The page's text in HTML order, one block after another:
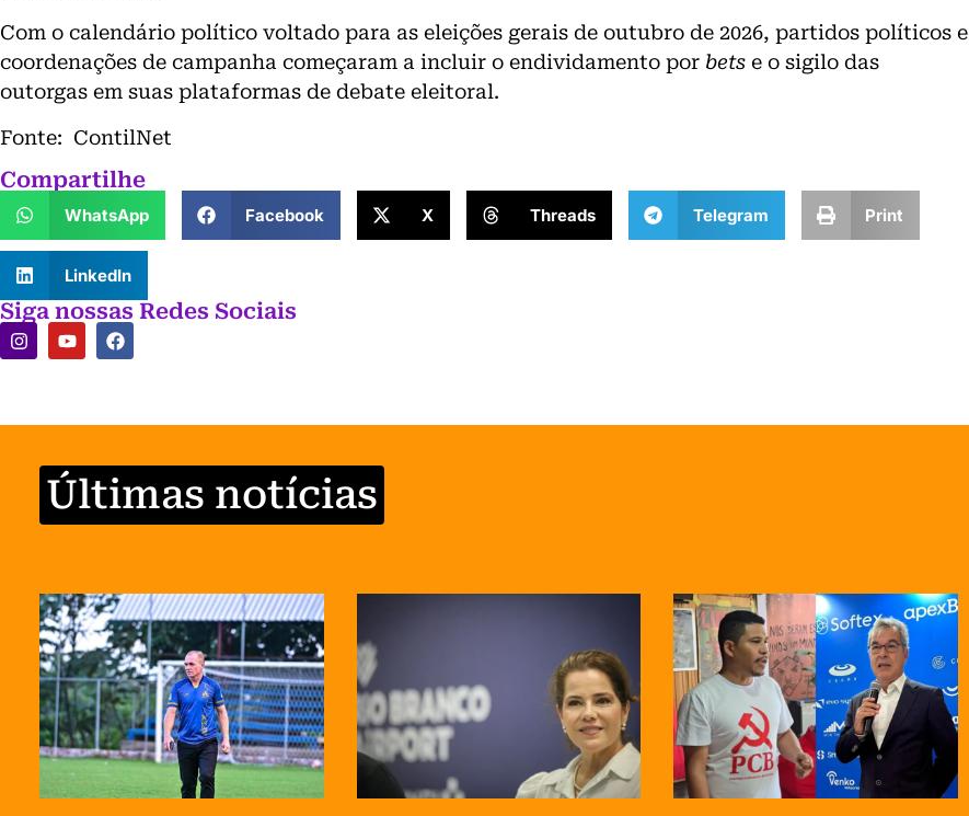
Com o calendário político voltado para as eleições gerais de outubro de 2026, partidos políticos e
coordenações de campanha começaram a incluir o endividamento por bets e o sigilo das
outorgas em suas plataformas de debate eleitoral.
Fonte: ContilNet
Compartilhe
WhatsApp Facebook X Threads Telegram Print
LinkedIn
Siga nossas Redes Sociais
Últimas notícias